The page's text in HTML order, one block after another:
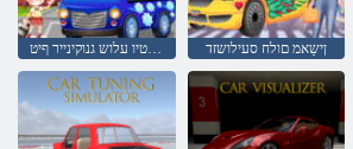
ןישַאמ םולח סעילושזד